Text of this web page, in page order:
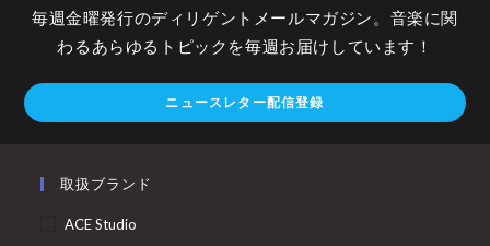
毎週金曜発行のディリゲントメールマガジン。音楽に関
わるあらゆるトピックを毎週お届けしています！
ニュースレター配信登録
取扱ブランド
ACE Studio